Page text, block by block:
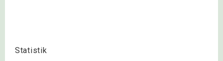
Statistik